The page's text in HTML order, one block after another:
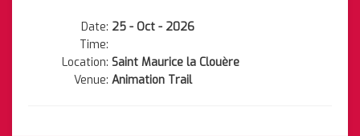
Date: 25 - Oct - 2026
Time:
Location: Saint Maurice la Clouère
Venue: Animation Trail